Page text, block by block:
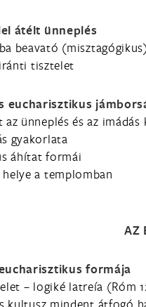
átélt ünneplés
beavató
tisztelet
eucharisztikus
az ünneplés és az
gyakorlata
áhítat formái
a templomban
AZ
formája
– logiké latreía (Róm